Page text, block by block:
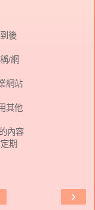
後
/網
網站
其他
內容
期
›